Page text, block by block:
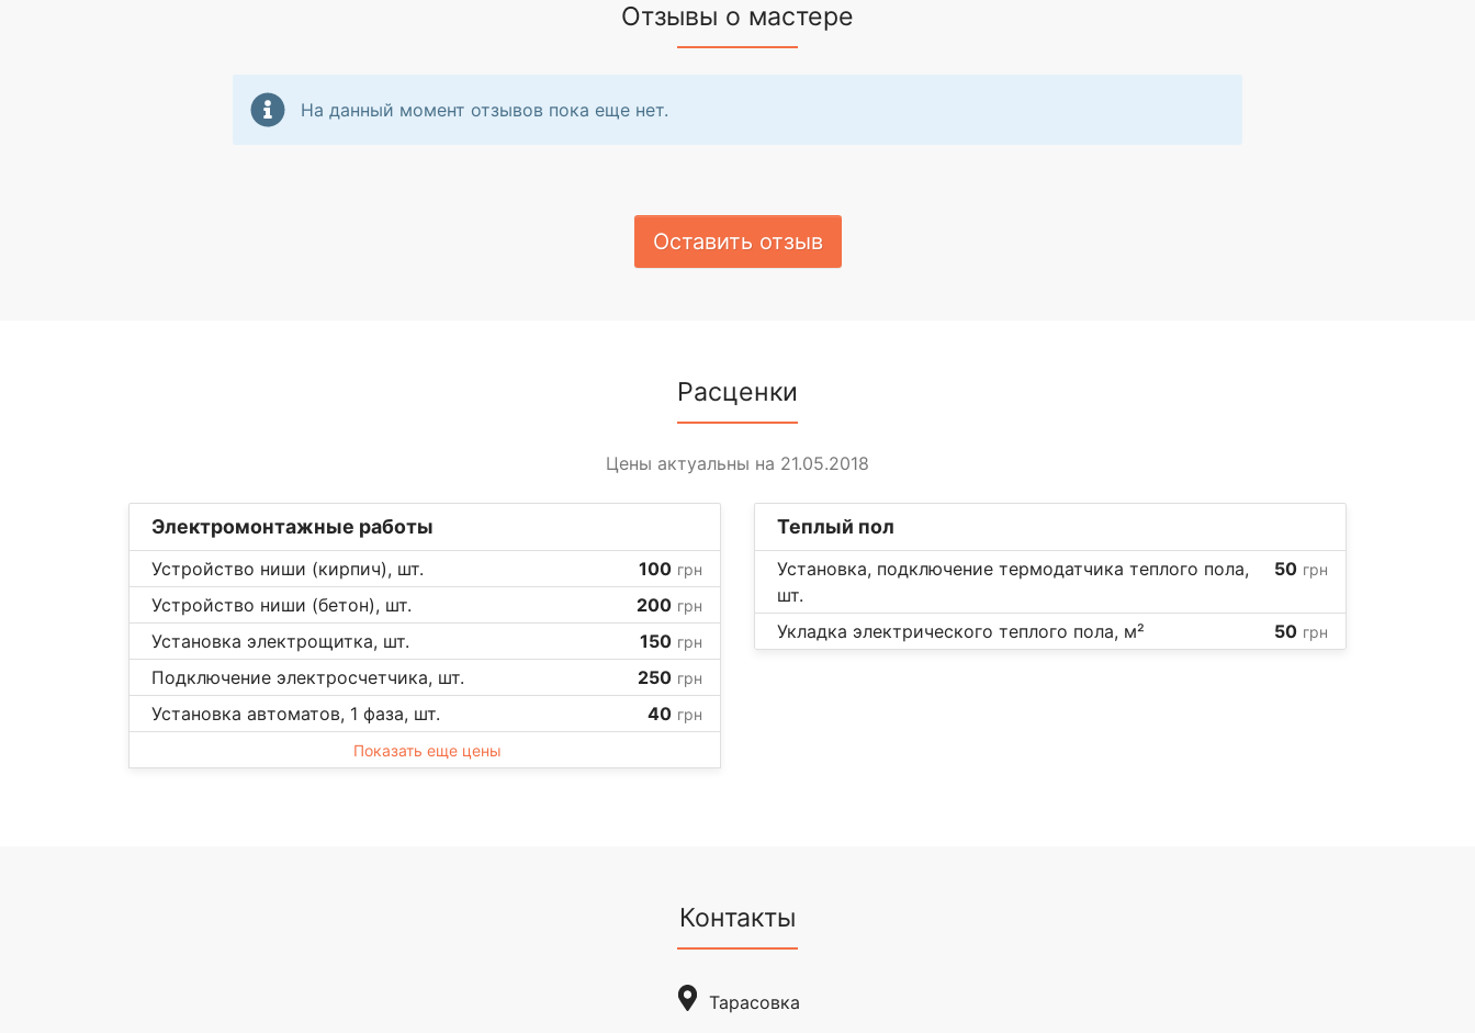
Отзывы о мастере
На данный момент отзывов пока еще нет.
Оставить отзыв
Расценки
Цены актуальны на 21.05.2018
Электромонтажные работы
Устройство ниши (кирпич), шт. 100 грн
Устройство ниши (бетон), шт. 200 грн
Установка электрощитка, шт. 150 грн
Подключение электросчетчика, шт. 250 грн
Установка автоматов, 1 фаза, шт. 40 грн
Показать еще цены
Теплый пол
Установка, подключение термодатчика теплого пола,
шт.
50 грн
Укладка электрического теплого пола, м² 50 грн
Контакты
Тарасовка